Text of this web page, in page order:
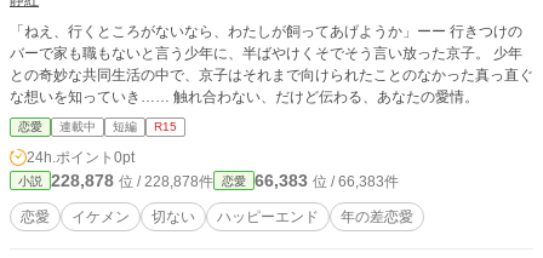
「ねえ、行くところがないなら、わたしが飼ってあげようか」ーー 行きつけの
バーで家も職もないと言う少年に、半ばやけくそでそう言い放った京子。 少年
との奇妙な共同生活の中で、京子はそれまで向けられたことのなかった真っ直ぐ
な想いを知っていき…… 触れ合わない、だけど伝わる、あなたの愛情。
恋愛 連載中 短編 R15
24h.ポイント 0pt
小説 228,878 位 / 228,878件 恋愛 66,383 位 / 66,383件
恋愛 イケメン 切ない ハッピーエンド 年の差恋愛